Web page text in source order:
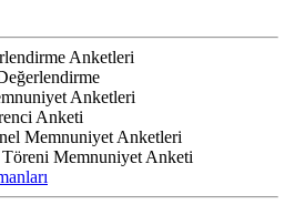
Anketleri
Anketleri
Anketi
Memnuniyet Anketleri
Memnuniyet Anketi